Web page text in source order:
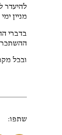
להיעדר
מניין
בדברי
ובכל
שתפו: